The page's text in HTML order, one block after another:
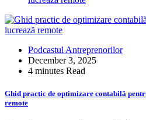
Podcastul Antreprenorilor
December 3, 2025
4 minutes Read
Ghid practic de optimizare contabilă
remote